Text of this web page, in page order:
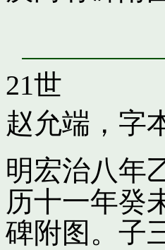
21世
赵允端，字
明宏治八年
历十一年癸
碑附图。子